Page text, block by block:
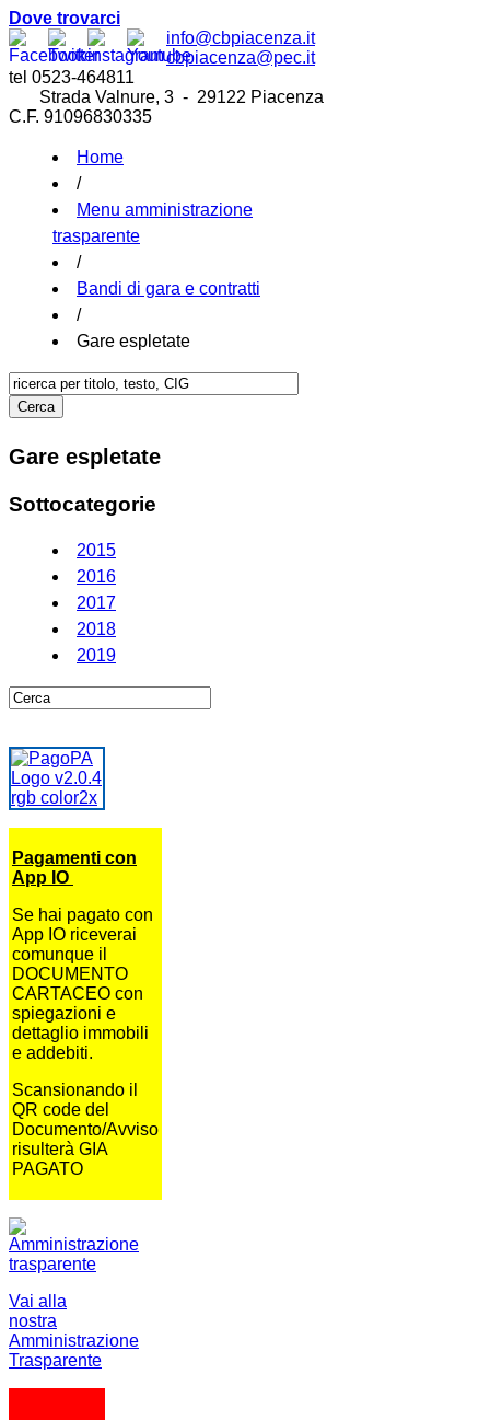
Dove trovarci
info@cbpiacenza.it
cbpiacenza@pec.it
tel 0523-464811
Strada Valnure, 3 - 29122 Piacenza
C.F. 91096830335
Home
/
Menu amministrazione
trasparente
/
Bandi di gara e contratti
/
Gare espletate
Gare espletate
Sottocategorie
2015
2016
2017
2018
2019
Pagamenti con
App IO
Se hai pagato con
App IO riceverai
comunque il
DOCUMENTO
CARTACEO con
spiegazioni e
dettaglio immobili
e addebiti.
Scansionando il
QR code del
Documento/Avviso
risulterà GIA
PAGATO
Vai alla
nostra
Amministrazione
Trasparente